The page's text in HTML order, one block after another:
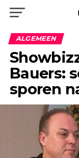
ALGEMEEN
Bauers:
sporen